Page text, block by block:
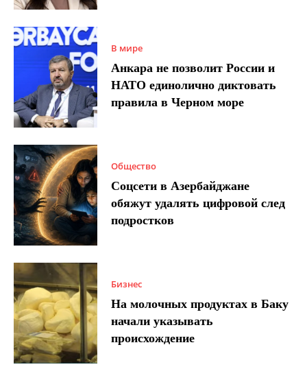
В мире
Анкара не позволит России и
НАТО единолично диктовать
правила в Черном море
Общество
Соцсети в Азербайджане
обяжут удалять цифровой след
подростков
Бизнес
На молочных продуктах в Баку
начали указывать
происхождение